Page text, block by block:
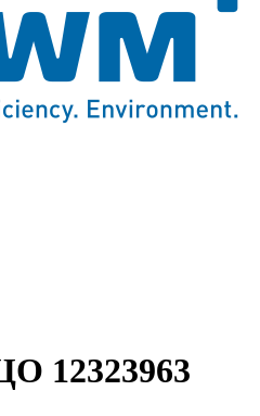
12323963